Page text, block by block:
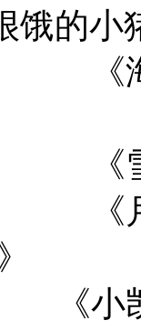
饿的小
》
》
》
》 《